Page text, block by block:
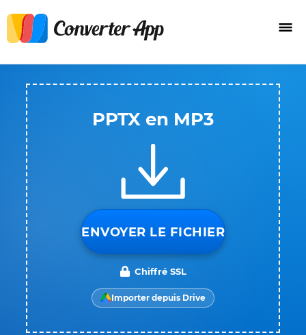
PPTX en MP3
ENVOYER LE FICHIER
Chiffré SSL
Importer depuis Drive